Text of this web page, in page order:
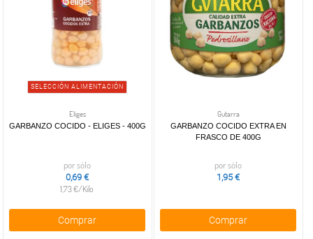
SELECCIÓN ALIMENTACIÓN
Eliges
GARBANZO COCIDO - ELIGES - 400G
por sólo
0,69 €
1,73 €/Kilo
Comprar
Gutarra
GARBANZO COCIDO EXTRA EN
FRASCO DE 400G
por sólo
1,95 €
Comprar